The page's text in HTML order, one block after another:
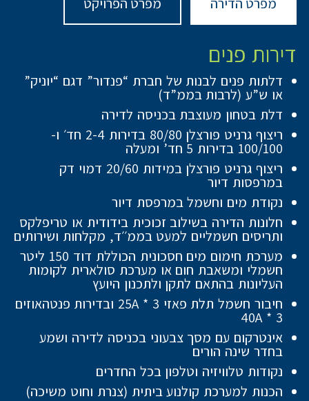
דירות פנים
דלתות פנים לבנות של חברת “פנדור” דגם “יוניק”
או ש”ע (לרבות בממ”ד)
דלת בטחון מעוצבת בכניסה לדירה
ריצוף גרניט פורצלן 80/80 בדירות 2-4 חד׳ ו-
100/100 בדירות 5 חד’ ומעלה
ריצוף גרניט פורצלן במידות 20/60 דמוי דק
במרפסות דיור
נקודת מים וחשמל במרפסת דיור
חלונות הדירה בשילוב זכוכית בידודית או טריפלקס
ותריסים חשמליים למעט בממ׳׳ד, מקלחות ושירותים
מערכת חימום מים חסכונית הכוללת דוד 150 ליטר
חשמלי ומשאבת חום או מערכת סולארית לקומות
העליונות בהתאם לתקן ולתכנון היועץ
חיבור חשמל תלת פאזי 25A * 3 ובדירות פנטהאוזים
40A * 3
אינטרקום עם מסך צבעוני בכניסה לדירה ושמע
בחדר שינה הורים
נקודות טלוויזיה וטלפון בכל החדרים
הכנות למערכת קולנוע ביתית (צנרת וחוט משיכה)